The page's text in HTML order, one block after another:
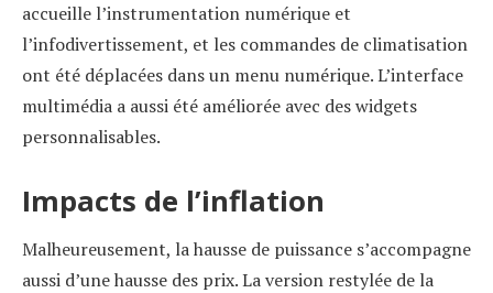
accueille l’instrumentation numérique et
l’infodivertissement, et les commandes de climatisation
ont été déplacées dans un menu numérique. L’interface
multimédia a aussi été améliorée avec des widgets
personnalisables.
Impacts de l’inflation
Malheureusement, la hausse de puissance s’accompagne
aussi d’une hausse des prix. La version restylée de la